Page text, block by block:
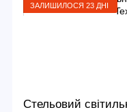
ЗАЛИШИЛОСЯ 23 ДНІ
Стельовий